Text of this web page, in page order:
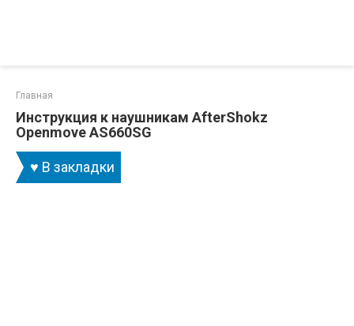
Главная
Инструкция к наушникам AfterShokz
Openmove AS660SG
♥ В закладки